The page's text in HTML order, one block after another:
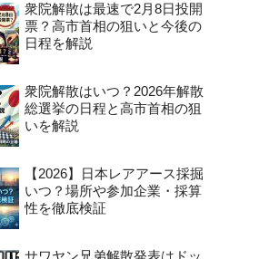
衆院解散は最速で2月8日投開
票？高市首相の狙いと今後の
日程を解説
衆院解散はいつ？2026年解散
総選挙の日程と高市首相の狙
いを解説
【2026】日本レアアース採掘
いつ？場所や参加企業・採算
性を徹底検証